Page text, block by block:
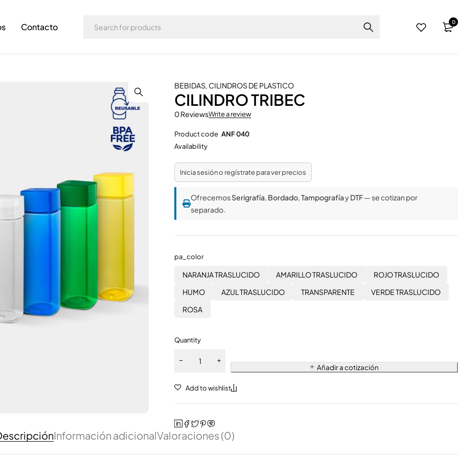
Contacto 0
BEBIDAS, CILINDROS DE PLASTICO
CILINDRO TRIBEC
0 ReviewsWrite a review
Product code ANF 040
Availability
Inicia sesión o regístrate para ver precios
OfrecemosSerigrafía, Bordado,TampografíayDTF— se cotizan por
separado.
pa_color
NARANJA TRASLUCIDO AMARILLO TRASLUCIDO
ROJO TRASLUCIDO
HUMO
AZUL TRASLUCIDO TRANSPARENTE
VERDE TRASLUCIDO
ROSA
Quantity
Añadir a cotización
Información adicionalValoraciones (0)